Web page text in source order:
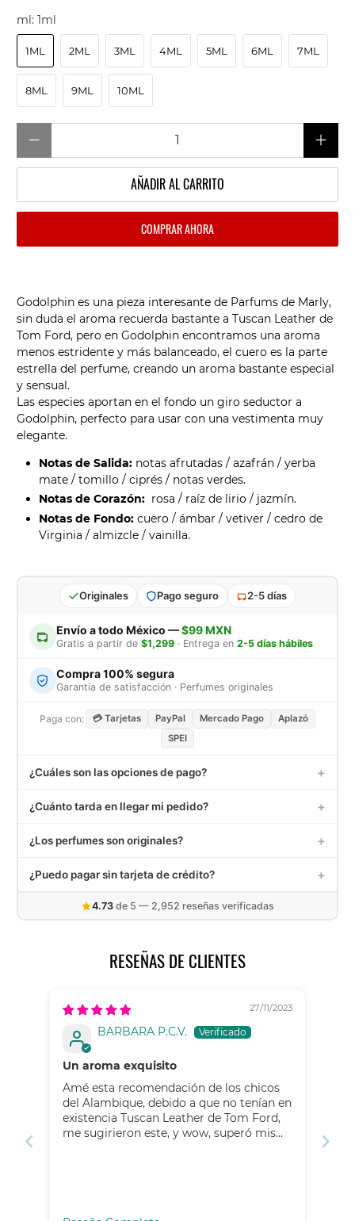
ml:1ml
1ML 2ML 3ML 4ML 5ML 6ML 7ML
8ML 9ML 10ML
AÑADIR AL CARRITO
COMPRAR AHORA
Godolphin es una pieza interesante de Parfums de Marly,
sin duda el aroma recuerda bastante a Tuscan Leather de
Tom Ford, pero en Godolphin encontramos una aroma
menos estridente y más balanceado, el cuero es la parte
estrella del perfume, creando un aroma bastante especial
y sensual.
Las especies aportan en el fondo un giro seductor a
Godolphin, perfecto para usar con una vestimenta muy
elegante.
Notas de Salida: notas afrutadas / azafrán / yerba
mate / tomillo / ciprés / notas verdes.
Notas de Corazón: rosa / raíz de lirio / jazmín.
Notas de Fondo: cuero / ámbar /vetiver / cedro de
Virginia / almizcle / vainilla.
Originales Pago seguro 2-5 días
Envío a todo México —$99 MXN
Gratis a partir de $1,299· Entrega en 2-5 días hábiles
Compra 100% segura
Garantía de satisfacción · Perfumes originales
Paga con: 💳 Tarjetas PayPal Mercado Pago
Aplazó
SPEI
¿Cuáles son las opciones de pago? +
American Express), PayPal, Mercado Pago, Aplazó,
¿Cuánto tarda en llegar mi pedido? +
Recibirás un correo con tu número de seguimiento una vez
¿Los perfumes son originales? +
perfumes 100% originales. Contamos con garantía de
¿Puedo pagar sin tarjeta de crédito? +
depósito en OXXO, o hasta en 6 quincenas con Aplazó sin
4.73 de 5 — 2,952 reseñas verificadas
RESEÑAS DE CLIENTES
27/11/2023
BARBARA P.C.V.
Un aroma exquisito
Amé esta recomendación de los chicos
del Alambique, debido a que no tenían en
existencia Tuscan Leather de Tom Ford,
me sugirieron este, y wow, superó mis